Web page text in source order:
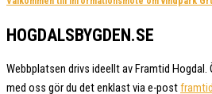
HOGDALSBYGDEN.SE
Webbplatsen drivs ideellt av Framtid
med oss gör du det enklast via e-post